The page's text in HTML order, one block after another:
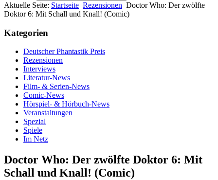
Aktuelle Seite: Startseite Rezensionen Doctor Who: Der zwölfte
Doktor 6: Mit Schall und Knall! (Comic)
Kategorien
Deutscher Phantastik Preis
Rezensionen
Interviews
Literatur-News
Film- & Serien-News
Comic-News
Hörspiel- & Hörbuch-News
Veranstaltungen
Spezial
Spiele
Im Netz
Doctor Who: Der zwölfte Doktor 6: Mit
Schall und Knall! (Comic)